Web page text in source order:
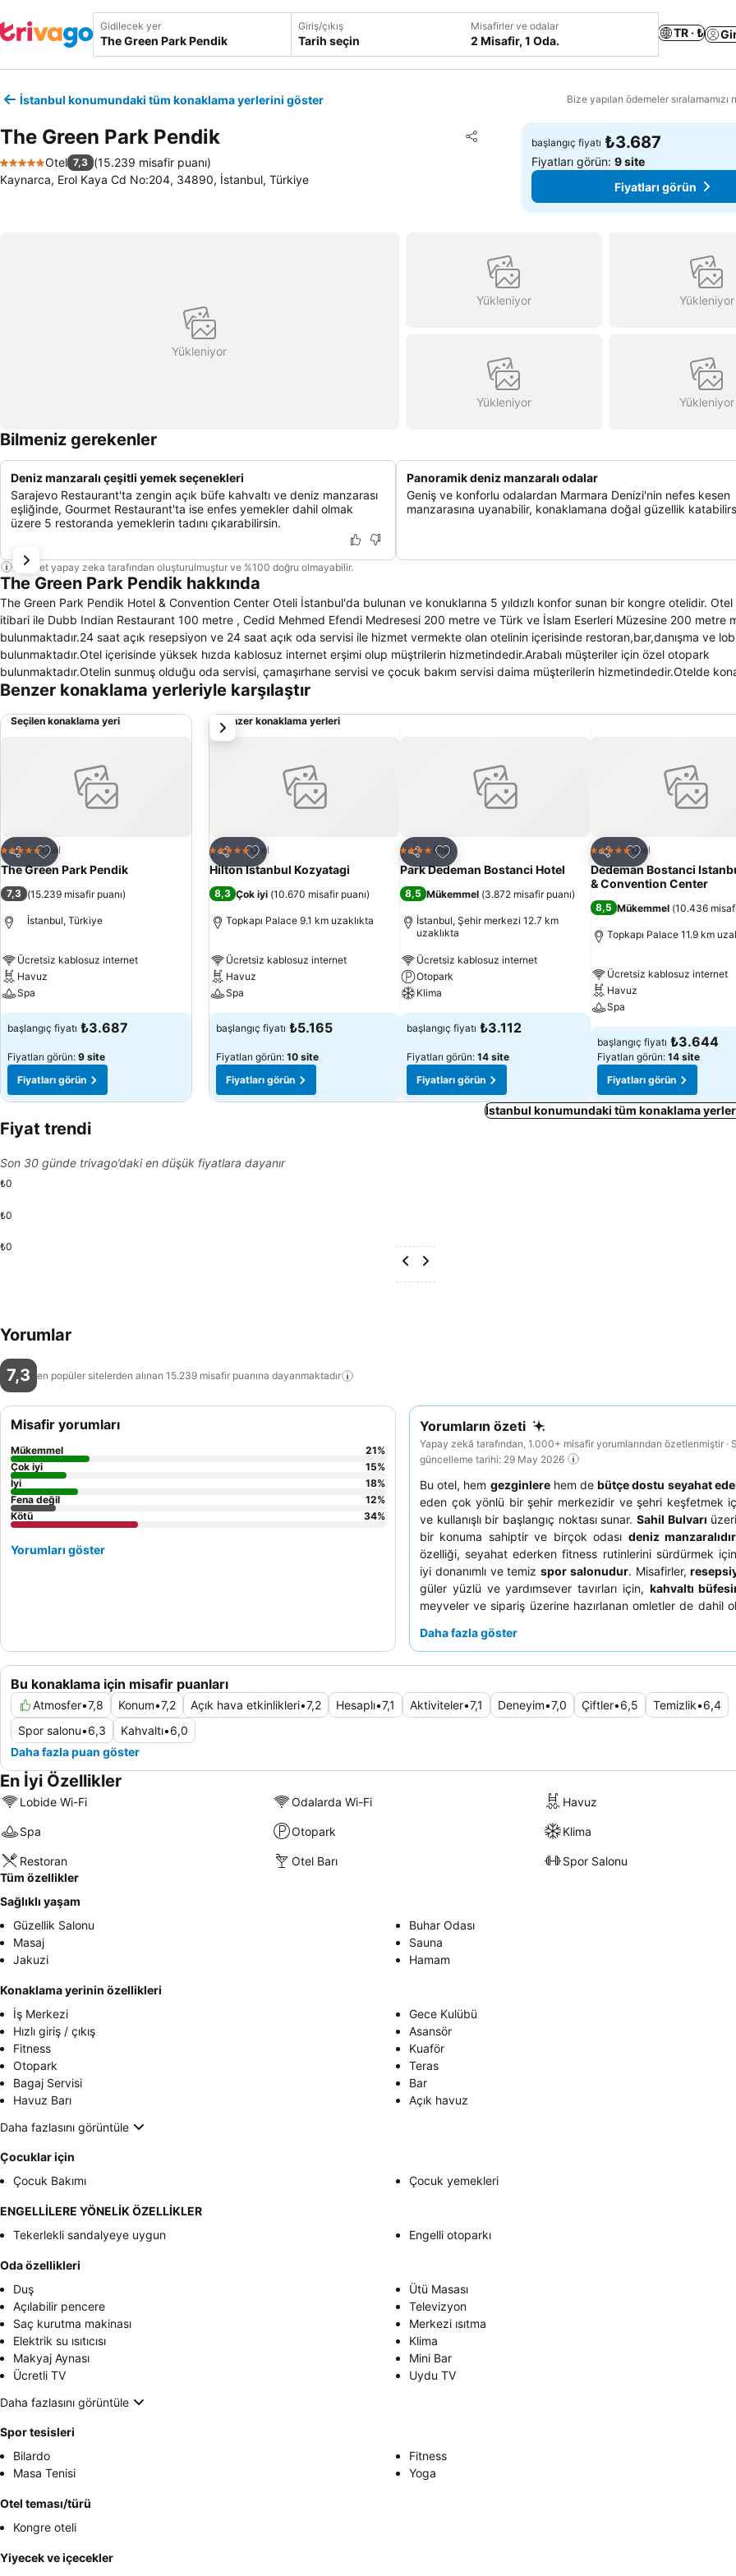
Gidilecek yer Giriş/çıkış
Tarih seçin
Misafirler ve odalar
2 Misafir, 1 Oda.
TR · ₺
İstanbul konumundaki tüm konaklama yerlerini göster Bize yapılan ödemeler sıralamamızı
The Green Park Pendik Paylaş
Favorilerime ekle
5 Yıldız
Otel 7,3 (15.239 misafir puanı)
Kaynarca, Erol Kaya Cd No:204, 34890, İstanbul, Türkiye
başlangıç fiyatı ₺3.687
Fiyatları görün:9 site
Fiyatları görün
Yükleniyor
Yükleniyor Yükleniyor
Yükleniyor Yükleniyor
Bilmeniz gerekenler
Deniz manzaralı çeşitli yemek seçenekleri
Sarajevo Restaurant'ta zengin açık büfe kahvaltı ve deniz manzarası
eşliğinde, Gourmet Restaurant'ta ise enfes yemekler dahil olmak
üzere 5 restoranda yemeklerin tadını çıkarabilirsin.
Panoramik deniz manzaralı odalar
Geniş ve konforlu odalardan Marmara Denizi'nin nefes kesen
manzarasına uyanabilir, konaklamana doğal güzellik
Bu özet yapay zeka tarafından oluşturulmuştur ve %100 doğru olmayabilir.
The Green Park Pendik hakkında
The Green Park Pendik Hotel & Convention Center Oteli İstanbul'da bulunan ve konuklarına 5 yıldızlı konfor sunan bir kongre otelidir. Otel
itibari ile Dubb Indian Restaurant 100 metre , Cedid Mehmed Efendi Medresesi 200 metre ve Türk ve İslam Eserleri Müzesine 200 metre
bulunmaktadır.24 saat açık resepsiyon ve 24 saat açık oda servisi ile hizmet vermekte olan otelinin içerisinde restoran,bar,danışma ve
bulunmaktadır.Otel içerisinde yüksek hızda kablosuz internet erşimi olup müştrilerin hizmetindedir.Arabalı müşteriler için özel otopark
bulunmaktadır.Otelin sunmuş olduğu oda servisi, çamaşırhane servisi ve çocuk bakım servisi daima müşterilerin hizmetindedir.Otelde
sigara kullanmayan misafirler için özel odalar mevcuttur.Otel içerisinde güzellik merkezi, alış-veriş merkezi, diskotek, okuma odaları,
seçenekleri bulunan otelin odalarının tamamında klima ,televizyon,oturma grubu,küveti-duşlu banyo, mini bar , çalışma masası ve
Benzer konaklama yerleriyle karşılaştır
Seçilen konaklama yeri
Paylaş
Favorilerime ekle
5 Yıldız Otel
The Green Park Pendik
7,3 (15.239 misafir puanı)
İstanbul, Türkiye
Ücretsiz kablosuz internet
Havuz
Spa
başlangıç fiyatı ₺3.687
Fiyatları görün: 9 site
Fiyatları görün
Benzer konaklama yerleri
Paylaş
Favorilerime ekle
5 Yıldız Otel
Hilton Istanbul Kozyatagi
8,3 Çok iyi (10.670 misafir puanı)
Topkapı Palace 9.1 km uzaklıkta
Ücretsiz kablosuz internet
Havuz
Spa
başlangıç fiyatı ₺5.165
Fiyatları görün: 10 site
Fiyatları görün
Paylaş
Favorilerime ekle
4 Yıldız Otel
Park Dedeman Bostanci Hotel
8,5 Mükemmel (3.872 misafir puanı)
İstanbul, Şehir merkezi 12.7 km
uzaklıkta
Ücretsiz kablosuz internet
Otopark
Klima
başlangıç fiyatı ₺3.112
Fiyatları görün: 14 site
Fiyatları görün
Paylaş
Favorilerime ekle
5 Yıldız Otel
Dedeman Bostanci
& Convention Center
8,5 Mükemmel (10.436
Topkapı Palace 11.9 km
Ücretsiz kablosuz internet
Havuz
Spa
başlangıç fiyatı ₺3.644
Fiyatları görün: 14 site
Fiyatları görün
sonraki
İstanbul konumundaki tüm konaklama
Fiyat trendi
Son 30 günde trivago’daki en düşük fiyatlara dayanır
₺0
₺0
₺0
Yorumlar
7,3 en popüler sitelerden alınan 15.239 misafir puanına dayanmaktadır
Yorumların özeti
Yapay zekâ tarafından, 1.000+ misafir yorumlarından özetlenmiştir ·
güncelleme tarihi: 29 May 2026
Bu otel, hem gezginlerehem debütçe dostu seyahat
eden çok yönlü bir şehir merkezidir ve şehri keşfetmek
ve kullanışlı bir başlangıç noktası sunar. Sahil Bulvarı
bir konuma sahiptir ve birçok odası deniz manzaralıdır
özelliği, seyahat ederken fitness rutinlerini sürdürmek
iyi donanımlı ve temiz spor salonudur. Misafirler,
güler yüzlü ve yardımsever tavırları için, kahvaltı
meyveler ve sipariş üzerine hazırlanan omletler de dahil
keyifli bir deneyim için otelin taze ve lezzetli hamur
Daha fazla göster
Bu konaklama için misafir puanları
Atmosfer•7,8 Konum•7,2 Açık hava etkinlikleri•7,2 Hesaplı•7,1 Aktiviteler•7,1 Deneyim•7,0 Çiftler•6,5 Temizlik•6,4
Spor salonu•6,3 Kahvaltı•6,0
Daha fazla puan göster
Misafir yorumları
Mükemmel 21%
Çok iyi
15%
İyi
18%
Fena değil
12%
Kötü
34%
Yorumları göster
En İyi Özellikler
Lobide Wi-Fi Odalarda Wi-Fi Havuz
Spa Otopark Klima
Restoran Otel Barı
Spor Salonu
Tüm özellikler
Sağlıklı yaşam
Güzellik Salonu
Buhar Odası
Masaj
Sauna
Jakuzi
Hamam
Konaklama yerinin özellikleri
İş Merkezi
Gece Kulübü
Hızlı giriş / çıkış
Asansör
Fitness
Kuaför
Otopark
Teras
Bagaj Servisi
Bar
Havuz Barı
Açık havuz
Daha fazlasını görüntüle
Çocuklar için
Çocuk Bakımı
Çocuk yemekleri
ENGELLİLERE YÖNELİK ÖZELLİKLER
Tekerlekli sandalyeye uygun
Engelli otoparkı
Oda özellikleri
Duş
Ütü Masası
Açılabilir pencere
Televizyon
Saç kurutma makinası
Merkezi ısıtma
Elektrik su ısıtıcısı
Klima
Makyaj Aynası
Mini Bar
Ücretli TV
Uydu TV
Daha fazlasını görüntüle
Spor tesisleri
Bilardo
Fitness
Masa Tenisi
Yoga
Otel teması/türü
Kongre oteli
Yiyecek ve içecekler